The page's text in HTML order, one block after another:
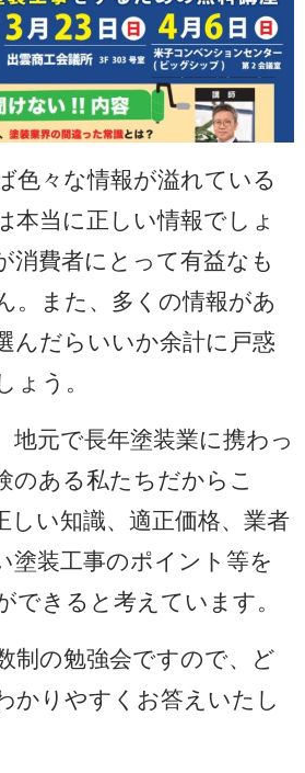
色々な情報が溢れている
本当に正しい情報でしょ
消費者にとって有益なも
。また、多くの情報があ
んだらいいか余計に戸惑
ょう。
地元で長年塗装業に携わっ
のある私たちだからこ
しい知識、適正価格、業者
塗装工事のポイント等を
できると考えています。
制の勉強会ですので、ど
かりやすくお答えいたし